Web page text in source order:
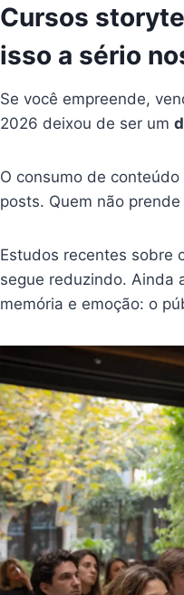
Cursos
isso a sério
Se você empreende,
2026 deixou de ser um
O consumo de
posts. Quem não
Estudos recentes sobre
segue reduzindo. Ainda
memória e emoção: o